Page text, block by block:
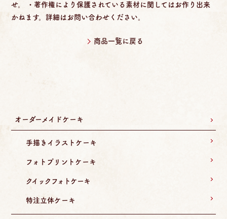
せ。 ・著作権により保護されている素材に関してはお作り出来
かねます。詳細はお問い合わせください。
商品一覧に戻る
オーダーメイドケーキ
手描きイラストケーキ
フォトプリントケーキ
クイックフォトケーキ
特注立体ケーキ